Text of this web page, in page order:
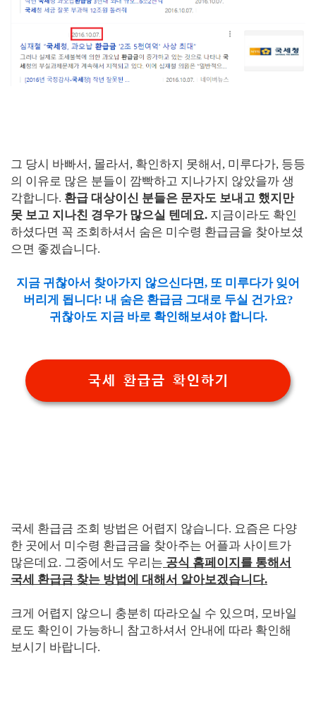
그 당시 바빠서, 몰라서, 확인하지 못해서, 미루다가, 등등
의 이유로 많은 분들이 깜빡하고 지나가지 않았을까 생
각합니다. 환급 대상이신 분들은 문자도 보내고 했지만
못 보고 지나친 경우가 많으실 텐데요. 지금이라도 확인
하셨다면 꼭 조회하셔서 숨은 미수령 환급금을 찾아보셨
으면 좋겠습니다.
지금 귀찮아서 찾아가지 않으신다면, 또 미루다가 잊어
버리게 됩니다! 내 숨은 환급금 그대로 두실 건가요?
귀찮아도 지금 바로 확인해보셔야 합니다.
국세 환급금 확인하기
국세 환급금 조회 방법은 어렵지 않습니다. 요즘은 다양
한 곳에서 미수령 환급금을 찾아주는 어플과 사이트가
많은데요. 그중에서도 우리는 공식 홈페이지를 통해서
국세 환급금 찾는 방법에 대해서 알아보겠습니다.
크게 어렵지 않으니 충분히 따라오실 수 있으며, 모바일
로도 확인이 가능하니 참고하셔서 안내에 따라 확인해
보시기 바랍니다.